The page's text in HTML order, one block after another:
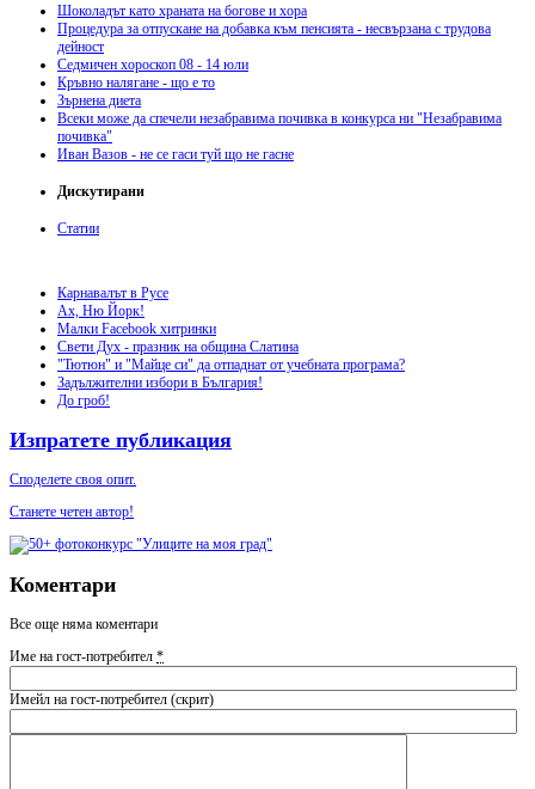
Шоколадът като храната на богове и хора
Процедура за отпускане на добавка към пенсията - несвързана с трудова
дейност
Седмичен хороскоп 08 - 14 юли
Кръвно налягане - що е то
Зърнена диета
Всеки може да спечели незабравима почивка в конкурса ни "Незабравима
почивка"
Иван Вазов - не се гаси туй що не гасне
Дискутирани
Статии
Карнавалът в Русе
Ах, Ню Йорк!
Малки Facebook хитринки
Свети Дух - празник на община Слатина
"Тютюн" и "Майце си" да отпаднат от учебната програма?
Задължителни избори в България!
До гроб!
Изпратете публикация
Споделете своя опит.
Станете четен автор!
Коментари
Все още няма коментари
Име на гост-потребител *
Имейл на гост-потребител (скрит)